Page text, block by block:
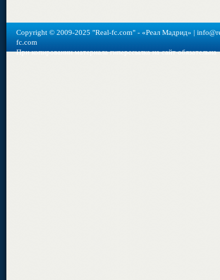
Copyright © 2009-2025 "Real-fс.com" - «Реал Мадрид» |
fc.com
При копировании материала гиперссылка на сайт обязательна